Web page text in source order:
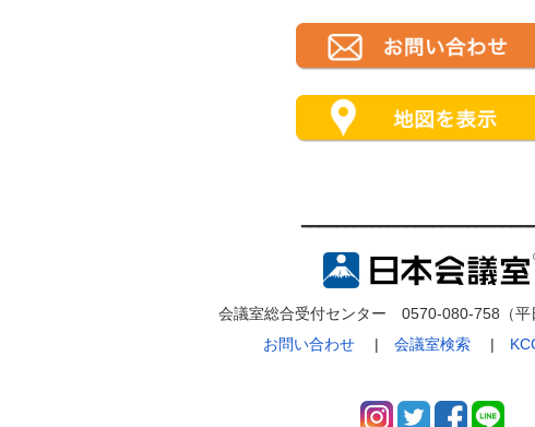
会議室総合受付センター 0570-080-758（平
お問い合わせ| 会議室検索|